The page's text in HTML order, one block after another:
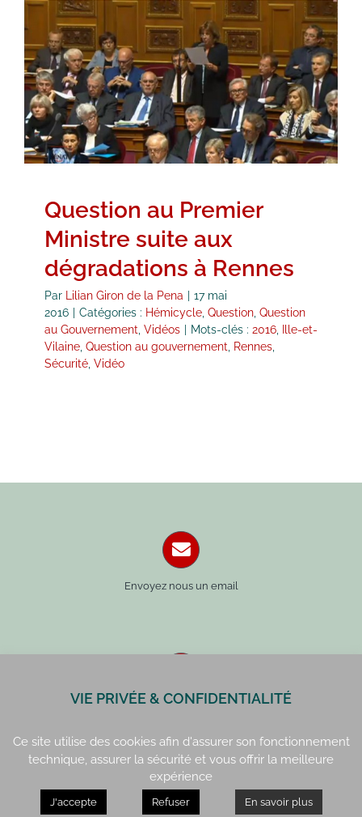
Question au Premier Ministre suite
aux dégradations à Rennes
Hémicycle Question
Question au Gouvernement
Vidéos
Question au Premier
Ministre suite aux
dégradations à Rennes
Par Lilian Giron de la Pena
17 mai
2016
Catégories : Hémicycle, Question, Question
au Gouvernement, Vidéos Mots-clés : 2016, Ille-et-
Vilaine, Question au gouvernement, Rennes,
Sécurité, Vidéo
Envoyez nous un email
Paris : 01 42 34 14 59
VIE PRIVÉE & CONFIDENTIALITÉ
Ce site utilise des cookies afin d'assurer son fonctionnement
technique, assurer la sécurité et vous offrir la meilleure
expérience
J'accepte Refuser En savoir plus